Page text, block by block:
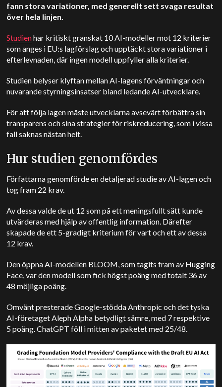
fann stora variationer, med generellt sett svaga resultat
över hela linjen.
Studienhar kritiskt granskat 10 AI-modeller mot 12 kriterier
som anges i EU:s lagförslag och upptäckt stora variationer i
efterlevnaden, där ingen modell uppfyller alla kriterier.
Studien belyser klyftan mellan AI-lagens förväntningar och
nuvarande styrningsinsatser bland ledande AI-utvecklare.
För att följa lagen måste utvecklarna avsevärt förbättra sin
transparens och sina strategier för riskreducering, som i vissa
fall saknas nästan helt.
Hur studien genomfördes
Författarna genomförde en detaljerad studie av AI-lagen och
tog fram 22 krav.
Av dessa valde de ut 12 som på ett meningsfullt sätt kunde
utvärderas med hjälp av offentlig information. Därefter
skapade de ett 5-gradigt kriterium för vart och ett av dessa
12 krav.
Den öppna AI-modellen BLOOM, som tagits fram av Hugging
Face, var den modell som fick högst poäng med totalt 36 av
48 möjliga poäng.
Omvänt presterade Google-stödda Anthropic och det tyska
AI-företaget Aleph Alpha betydligt sämre, med 7 respektive
5 poäng.ChatGPT föll i mitten av paketet med 25/48.